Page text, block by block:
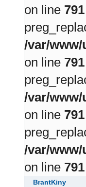
on line 791
/var/
on line 791
/var/
on line 791
/var/
on line 791
BrantKiny